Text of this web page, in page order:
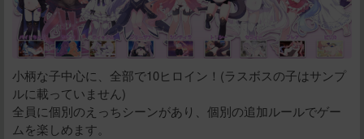
小柄な子中心に、全部で10ヒロイン！(ラスボスの子はサンプ
ルに載っていません)
全員に個別のえっちシーンがあり、個別の追加ルールでゲー
ムを楽しめます。